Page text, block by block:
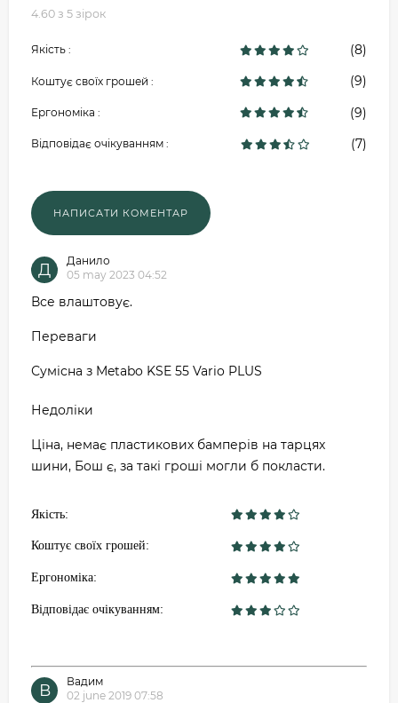
4.60 з 5 зірок
Якість : (8)
Коштує своїх грошей : (9)
Ергономіка : (9)
Відповідає очікуванням : (7)
Д
Данило
05 may 2023 04:52
Все влаштовує.
Переваги
Сумісна з Metabo KSE 55 Vario PLUS
Недоліки
Ціна, немає пластикових бамперів на тарцях
шини, Бош є, за такі гроші могли б покласти.
Якість:
Коштує своїх грошей:
Ергономіка:
Відповідає очікуванням:
В
Вадим
02 june 2019 07:58